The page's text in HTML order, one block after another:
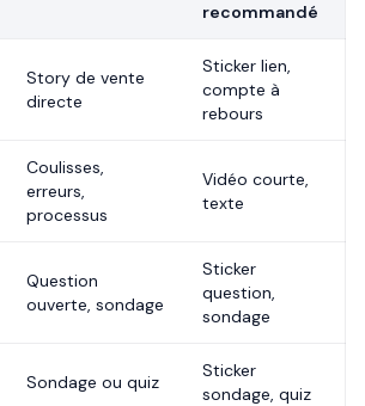
recommandé
Story de vente
directe
Sticker lien,
compte à
rebours
Coulisses,
erreurs,
processus
Vidéo courte,
texte
Question
ouverte, sondage
Sticker
question,
sondage
Sondage ou quiz
Sticker
sondage, quiz